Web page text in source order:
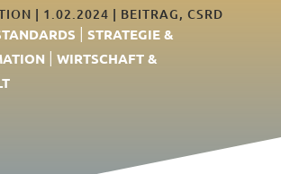
| 1.02.2024 | BEITRAG, CSRD
| STRATEGIE &
| WIRTSCHAFT &